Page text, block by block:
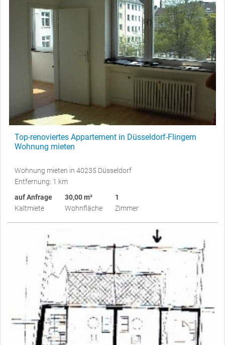
Top-renoviertes Appartement in Düsseldorf-Flingern
Wohnung mieten
Wohnung mieten in 40235 Düsseldorf
Entfernung: 1 km
auf Anfrage
Kaltmiete
30,00 m²
Wohnfläche
1
Zimmer